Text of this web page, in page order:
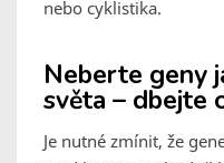
nebo cyklistika.
Neberte geny
světa – dbejte
Je nutné zmínit, že